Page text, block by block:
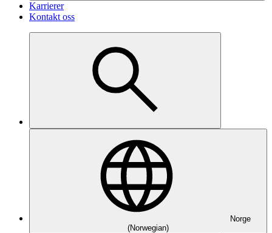
Karrierer
Kontakt oss
Norge
(Norwegian)